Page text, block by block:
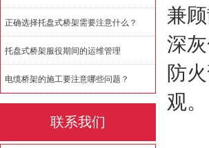
正确选择托盘式桥架需要注意什么？
托盘式桥架服役期间的运维管理
电缆桥架的施工要注意哪些问题？
联系我们
兼
深
防
观。